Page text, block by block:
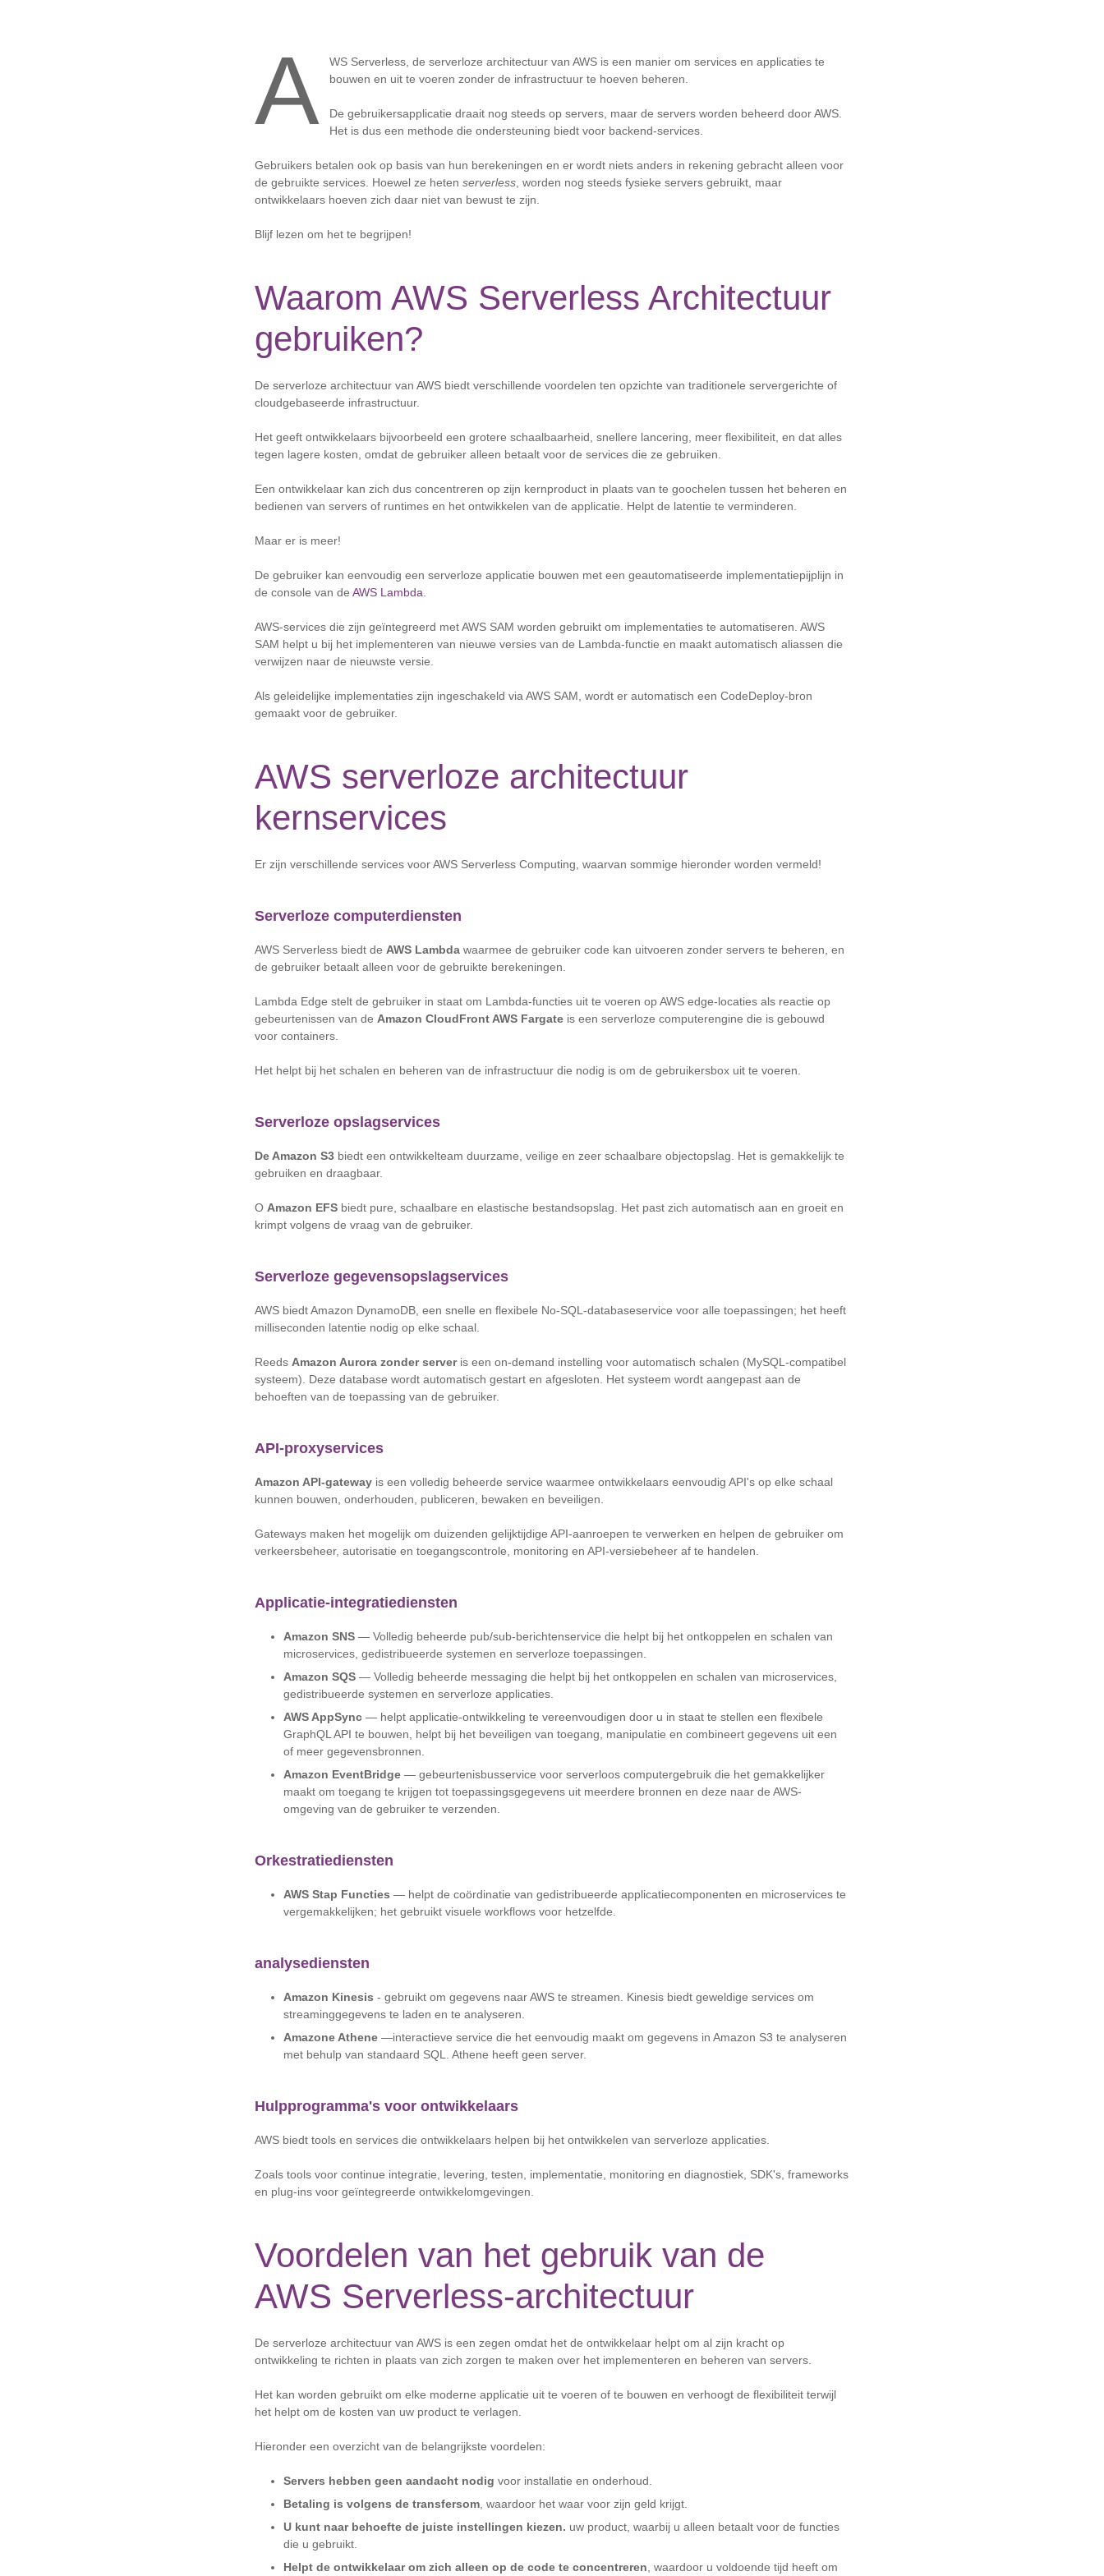
A
WS Serverless, de serverloze architectuur van AWS is een manier om services en applicaties te
bouwen en uit te voeren zonder de infrastructuur te hoeven beheren.
De gebruikersapplicatie draait nog steeds op servers, maar de servers worden beheerd door AWS.
Het is dus een methode die ondersteuning biedt voor backend-services.
Gebruikers betalen ook op basis van hun berekeningen en er wordt niets anders in rekening gebracht alleen voor
de gebruikte services. Hoewel ze heten serverless , worden nog steeds fysieke servers gebruikt, maar
ontwikkelaars hoeven zich daar niet van bewust te zijn.
Blijf lezen om het te begrijpen!
Waarom AWS Serverless Architectuur
gebruiken?
De serverloze architectuur van AWS biedt verschillende voordelen ten opzichte van traditionele servergerichte of
cloudgebaseerde infrastructuur.
Het geeft ontwikkelaars bijvoorbeeld een grotere schaalbaarheid, snellere lancering, meer flexibiliteit, en dat alles
tegen lagere kosten, omdat de gebruiker alleen betaalt voor de services die ze gebruiken.
Een ontwikkelaar kan zich dus concentreren op zijn kernproduct in plaats van te goochelen tussen het beheren en
bedienen van servers of runtimes en het ontwikkelen van de applicatie. Helpt de latentie te verminderen.
Maar er is meer!
De gebruiker kan eenvoudig een serverloze applicatie bouwen met een geautomatiseerde implementatiepijplijn in
de console van de AWS Lambda
AWS-services die zijn geïntegreerd met AWS SAM worden gebruikt om implementaties te automatiseren. AWS
SAM helpt u bij het implementeren van nieuwe versies van de Lambda-functie en maakt automatisch aliassen die
verwijzen naar de nieuwste versie.
Als geleidelijke implementaties zijn ingeschakeld via AWS SAM, wordt er automatisch een CodeDeploy-bron
gemaakt voor de gebruiker.
AWS serverloze architectuur
kernservices
Er zijn verschillende services voor AWS Serverless Computing, waarvan sommige hieronder worden vermeld!
Serverloze computerdiensten
AWS Serverless biedt de AWS Lambda waarmee de gebruiker code kan uitvoeren zonder servers te beheren, en
de gebruiker betaalt alleen voor de gebruikte berekeningen.
Lambda Edge stelt de gebruiker in staat om Lambda-functies uit te voeren op AWS edge-locaties als reactie op
gebeurtenissen van de Amazon CloudFront AWS Fargate is een serverloze computerengine die is gebouwd
voor containers.
Het helpt bij het schalen en beheren van de infrastructuur die nodig is om de gebruikersbox uit te voeren.
Serverloze opslagservices
De Amazon S3 biedt een ontwikkelteam duurzame, veilige en zeer schaalbare objectopslag. Het is gemakkelijk te
gebruiken en draagbaar.
O Amazon EFS biedt pure, schaalbare en elastische bestandsopslag. Het past zich automatisch aan en groeit en
krimpt volgens de vraag van de gebruiker.
Serverloze gegevensopslagservices
AWS biedt Amazon DynamoDB, een snelle en flexibele No-SQL-databaseservice voor alle toepassingen; het heeft
milliseconden latentie nodig op elke schaal.
Reeds Amazon Aurora zonder server is een on-demand instelling voor automatisch schalen (MySQL-compatibel
systeem). Deze database wordt automatisch gestart en afgesloten. Het systeem wordt aangepast aan de
behoeften van de toepassing van de gebruiker.
API-proxyservices
Amazon API-gateway is een volledig beheerde service waarmee ontwikkelaars eenvoudig API's op elke schaal
kunnen bouwen, onderhouden, publiceren, bewaken en beveiligen.
Gateways maken het mogelijk om duizenden gelijktijdige API-aanroepen te verwerken en helpen de gebruiker om
verkeersbeheer, autorisatie en toegangscontrole, monitoring en API-versiebeheer af te handelen.
Applicatie-integratiediensten
Amazon SNS — Volledig beheerde pub/sub-berichtenservice die helpt bij het ontkoppelen en schalen van
microservices, gedistribueerde systemen en serverloze toepassingen.
Amazon SQS — Volledig beheerde messaging die helpt bij het ontkoppelen en schalen van microservices,
gedistribueerde systemen en serverloze applicaties.
AWS AppSync — helpt applicatie-ontwikkeling te vereenvoudigen door u in staat te stellen een flexibele
GraphQL API te bouwen, helpt bij het beveiligen van toegang, manipulatie en combineert gegevens uit een
of meer gegevensbronnen.
Amazon EventBridge — gebeurtenisbusservice voor serverloos computergebruik die het gemakkelijker
maakt om toegang te krijgen tot toepassingsgegevens uit meerdere bronnen en deze naar de AWS-
omgeving van de gebruiker te verzenden.
Orkestratiediensten
AWS Stap Functies — helpt de coördinatie van gedistribueerde applicatiecomponenten en microservices te
vergemakkelijken; het gebruikt visuele workflows voor hetzelfde.
analysediensten
Amazon Kinesis - gebruikt om gegevens naar AWS te streamen. Kinesis biedt geweldige services om
streaminggegevens te laden en te analyseren.
Amazone Athene —interactieve service die het eenvoudig maakt om gegevens in Amazon S3 te analyseren
met behulp van standaard SQL. Athene heeft geen server.
Hulpprogramma's voor ontwikkelaars
AWS biedt tools en services die ontwikkelaars helpen bij het ontwikkelen van serverloze applicaties.
Zoals tools voor continue integratie, levering, testen, implementatie, monitoring en diagnostiek, SDK's, frameworks
en plug-ins voor geïntegreerde ontwikkelomgevingen.
Voordelen van het gebruik van de
AWS Serverless-architectuur
De serverloze architectuur van AWS is een zegen omdat het de ontwikkelaar helpt om al zijn kracht op
ontwikkeling te richten in plaats van zich zorgen te maken over het implementeren en beheren van servers.
Het kan worden gebruikt om elke moderne applicatie uit te voeren of te bouwen en verhoogt de flexibiliteit terwijl
het helpt om de kosten van uw product te verlagen.
Hieronder een overzicht van de belangrijkste voordelen:
Servers hebben geen aandacht nodig voor installatie en onderhoud.
Betaling is volgens de transfersom , waardoor het waar voor zijn geld krijgt.
U kunt naar behoefte de juiste instellingen kiezen. uw product, waarbij u alleen betaalt voor de functies
die u gebruikt.
Helpt de ontwikkelaar om zich alleen op de code te concentreren , waardoor u voldoende tijd heeft om